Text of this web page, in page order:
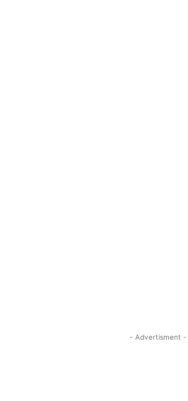
- Advertisment -